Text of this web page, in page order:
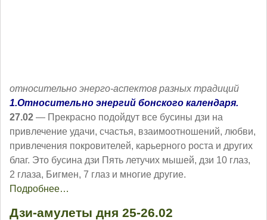
относительно энерго-аспектов разных традиций
1.Относительно энергий бонского календаря.
27.02 — Прекрасно подойдут все бусины дзи на
привлечение удачи, счастья, взаимоотношений, любви,
привлечения покровителей, карьерного роста и других
благ. Это бусина дзи Пять летучих мышей, дзи 10 глаз,
2 глаза, Бигмен, 7 глаз и многие другие.
Подробнее…
Дзи-амулеты дня 25-26.02